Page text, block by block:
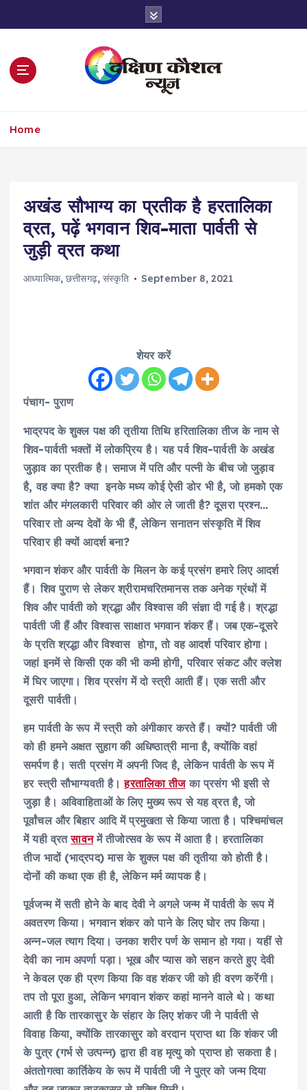
t
Home
अखंड सौभाग्य का प्रतीक है हरतालिका
व्रत, पढ़ें भगवान शिव-माता पार्वती से
जुड़ी व्रत कथा
आध्यात्मिक,छत्तीसगढ़,संस्कृति September 8, 2021
शेयर करें
पंचाग- पुराण
भाद्रपद के शुक्ल पक्ष की तृतीया तिथि हरितालिका तीज के नाम से
शिव-पार्वती भक्तों में लोकप्रिय है। यह पर्व शिव-पार्वती के अखंड
जुड़ाव का प्रतीक है। समाज में पति और पत्नी के बीच जो जुड़ाव
है, वह क्या है? क्या इनके मध्य कोई ऐसी डोर भी है, जो हमको एक
शांत और मंगलकारी परिवार की ओर ले जाती है? दूसरा प्रश्न…
परिवार तो अन्य देवों के भी हैं, लेकिन सनातन संस्कृति में शिव
परिवार ही क्यों आदर्श बना?
भगवान शंकर और पार्वती के मिलन के कई प्रसंग हमारे लिए आदर्श
हैं। शिव पुराण से लेकर श्रीरामचरितमानस तक अनेक ग्रंथों में
शिव और पार्वती को श्रद्धा और विश्वास की संज्ञा दी गई है। श्रद्धा
पार्वती जी हैं और विश्वास साक्षात भगवान शंकर हैं। जब एक-दूसरे
के प्रति श्रद्धा और विश्वास होगा, तो वह आदर्श परिवार होगा।
जहां इनमें से किसी एक की भी कमी होगी, परिवार संकट और क्लेश
में घिर जाएगा। शिव प्रसंग में दो स्त्री आती हैं। एक सती और
दूसरी पार्वती।
हम पार्वती के रूप में स्त्री को अंगीकार करते हैं। क्यों? पार्वती जी
को ही हमने अक्षत सुहाग की अधिष्ठात्री माना है, क्योंकि वहां
समर्पण है। सती प्रसंग में अपनी जिद है, लेकिन पार्वती के रूप में
हर स्त्री सौभाग्यवती है।हरतालिका तीजका प्रसंग भी इसी से
जुड़ा है। अविवाहिताओं के लिए मुख्य रूप से यह व्रत है, जो
पूर्वांचल और बिहार आदि में प्रमुखता से किया जाता है। पश्चिमांचल
में यही व्रतसावनमें तीजोत्सव के रूप में आता है। हरतालिका
तीज भादों (भाद्रपद) मास के शुक्ल पक्ष की तृतीया को होती है।
दोनों की कथा एक ही है, लेकिन मर्म व्यापक है।
पूर्वजन्म में सती होने के बाद देवी ने अगले जन्म में पार्वती के रूप में
अवतरण किया। भगवान शंकर को पाने के लिए घोर तप किया।
अन्न-जल त्याग दिया। उनका शरीर पर्ण के समान हो गया। यहीं से
देवी का नाम अपर्णा पड़ा। भूख और प्यास को सहन करते हुए देवी
ने केवल एक ही प्रण किया कि वह शंकर जी को ही वरण करेंगी।
तप तो पूरा हुआ, लेकिन भगवान शंकर कहां मानने वाले थे। कथा
आती है कि तारकासुर के संहार के लिए शंकर जी ने पार्वती से
विवाह किया, क्योंकि तारकासुर को वरदान प्राप्त था कि शंकर जी
के पुत्र (गर्भ से उत्पन्न) द्वारा ही वह मृत्यु को प्राप्त हो सकता है।
अंततोगत्वा कार्तिकेय के रूप में पार्वती जी ने पुत्र को जन्म दिया